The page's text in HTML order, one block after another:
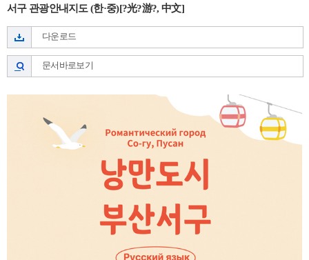
서구 관광안내지도 (한·중)[?光?游?, 中文]
다운로드
문서바로보기